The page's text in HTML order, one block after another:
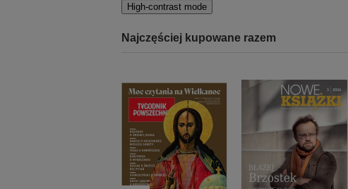
High-contrast mode
Najczęściej kupowane razem